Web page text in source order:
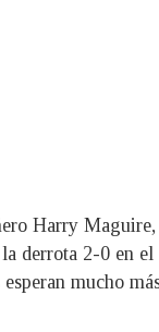
Harry
derrota 2-0 en
mucho